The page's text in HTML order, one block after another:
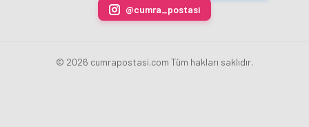
@cumra_postasi
© 2026 cumrapostasi.com Tüm hakları saklıdır.